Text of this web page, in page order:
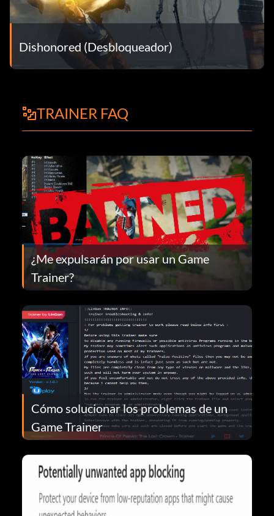
Dishonored (Desbloqueador)
TRAINER FAQ
¿Me expulsarán por usar un Game
Trainer?
Cómo solucionar los problemas de un
Game Trainer